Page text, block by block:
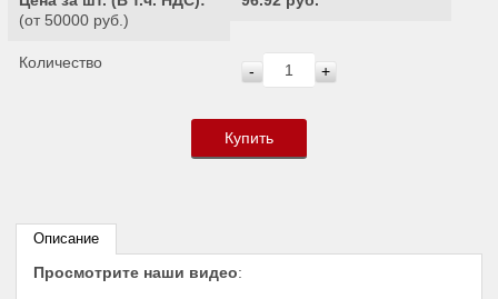
(от 50000 руб.)
Количество - +
Купить
Описание
Просмотрите наши видео: